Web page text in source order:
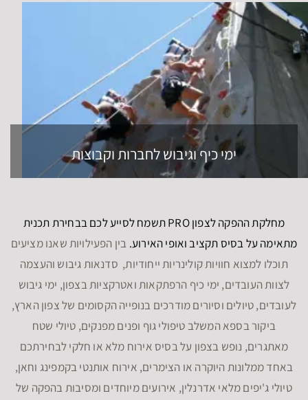
ימי כיף וגיבוש לחברות וקבוצות
מחלקת ההפקה לצפון PRO תשמח לסייע לכם בבחירת תכנית
מתאימה על בסיס תקציב ואופי האירוע. בין הפעילויות שאנו מציעים
תוכלו למצוא חוויות קולינריות ייחודיות, סדנאות גיבוש והעצמה
לצוות העובדים, ימי כיף הרפתקאות ואטרקציות בצפון, ימי גיבוש
לעובדים, טיולים וסיורים מודרכים בנופייה הקסומים של צפון הארץ,
ביקור בספא המשלב טיפולי גוף ופנים מפנקים, טיולי שטח
מאתגרים, נופש בצפון על בסיס אירוח מלא או חלקי לבחירתכם
באחד ממלונות היוקרה או הצימרים, אירוח אותנטי בקמפינג וחאן,
טיולי ג'יפים מלאי אדרנלין, אירועים מיוחדים ומסיבות בהפקה של